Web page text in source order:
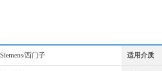
Siemens/西门子 适用介质